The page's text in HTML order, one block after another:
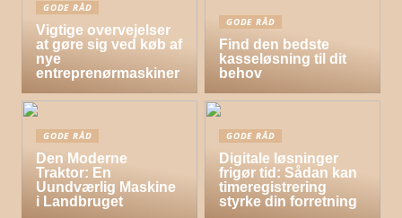
GODE RÅD
Vigtige overvejelser
at gøre sig ved køb af
nye
entreprenørmaskiner
GODE RÅD
Find den bedste
kasseløsning til dit
behov
GODE RÅD
Den Moderne
Traktor: En
Uundværlig Maskine
i Landbruget
GODE RÅD
Digitale løsninger
frigør tid: Sådan kan
timeregistrering
styrke din forretning